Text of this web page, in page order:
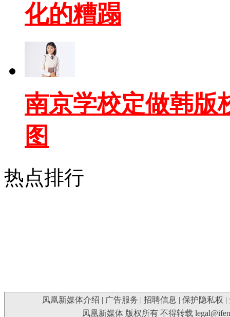
化的糟蹋
南京学校定做韩版
图
热点排行
凤凰新媒体介绍 | 广告服务 | 招聘信息 | 保护隐私权 |
凤凰新媒体 版权所有 不得转载